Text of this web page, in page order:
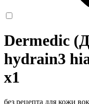
Dermedic
hydrain3
x1
без рецепта для кожи